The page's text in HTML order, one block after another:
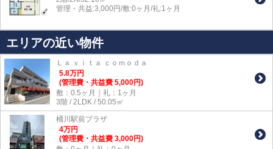
管理・共益:3,000円/敷:0ヶ月/礼:1ヶ月
エリアの近い物件
Ｌａ ｖｉｔａ ｃｏｍｏｄａ
5.8万円
(管理費・共益費 5,000円)
敷：0.5ヶ月｜礼：1ヶ月
3階 / 2LDK / 50.05㎡
桶川駅前プラザ
4万円
(管理費・共益費 3,000円)